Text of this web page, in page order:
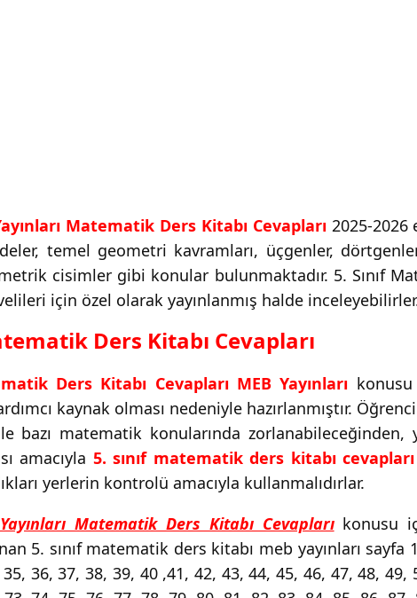
Matematik Ders Kitabı Cevapları2025-2026
temel geometri kavramları, üçgenler,
cisimler gibi konular bulunmaktadır. 5. Sınıf
için özel olarak yayınlanmış halde
Ders Kitabı Cevapları
Ders Kitabı Cevapları MEB Yayınları
kaynak olması nedeniyle hazırlanmıştır.
bazı matematik konularında
amacıyla 5. sınıf matematik ders kitabı cevapları
yerlerin kontrolü amacıyla kullanmalıdırlar.
Matematik Ders Kitabı Cevaplarıkonusu
5. sınıf matematik ders kitabı meb yayınları
36, 37, 38, 39, 40 ,41, 42, 43, 44, 45, 46, 47, 48,